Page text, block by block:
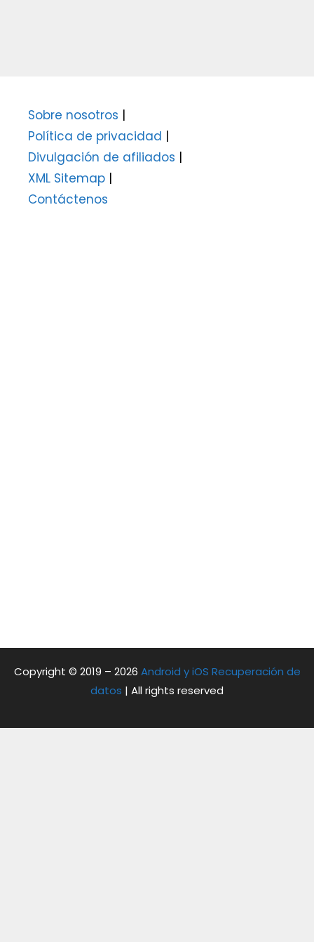
Sobre nosotros |
Política de privacidad |
Divulgación de afiliados |
XML Sitemap |
Contáctenos
Copyright © 2019 – 2026 Android y iOS Recuperación de
datos | All rights reserved